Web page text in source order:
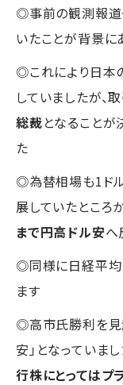
◎事前の観測報
いたことが背景に
◎これにより日本
していましたが、
総裁となることが
た
◎為替相場も1ド
展していたところ
まで円高ドル安へ
◎同様に日経平均
ます
◎高市氏勝利を見
安」となっていま
行株にとってはプ